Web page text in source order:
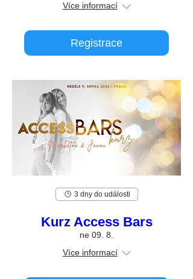
Více informací
Registrace
3 dny do události
Kurz Access Bars
ne 09. 8.
Více informací